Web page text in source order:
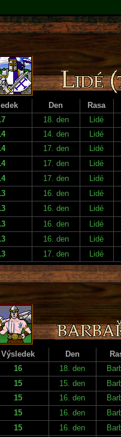
Den Rasa
18. den Lidé
14. den Lidé
17. den Lidé
17. den Lidé
17. den Lidé
16. den Lidé
16. den Lidé
16. den Lidé
16. den Lidé
17. den Lidé
Výsledek Den
16 18. den
15 15. den
15 16. den
15 16. den
15 16. den